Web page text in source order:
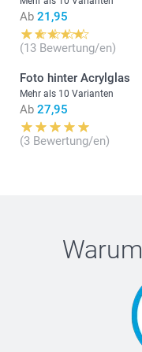
Ab 21,95
(13 Bewertung/en)
Foto hinter Acrylglas
Mehr als 10 Varianten
Ab 27,95
(3 Bewertung/en)
Warum